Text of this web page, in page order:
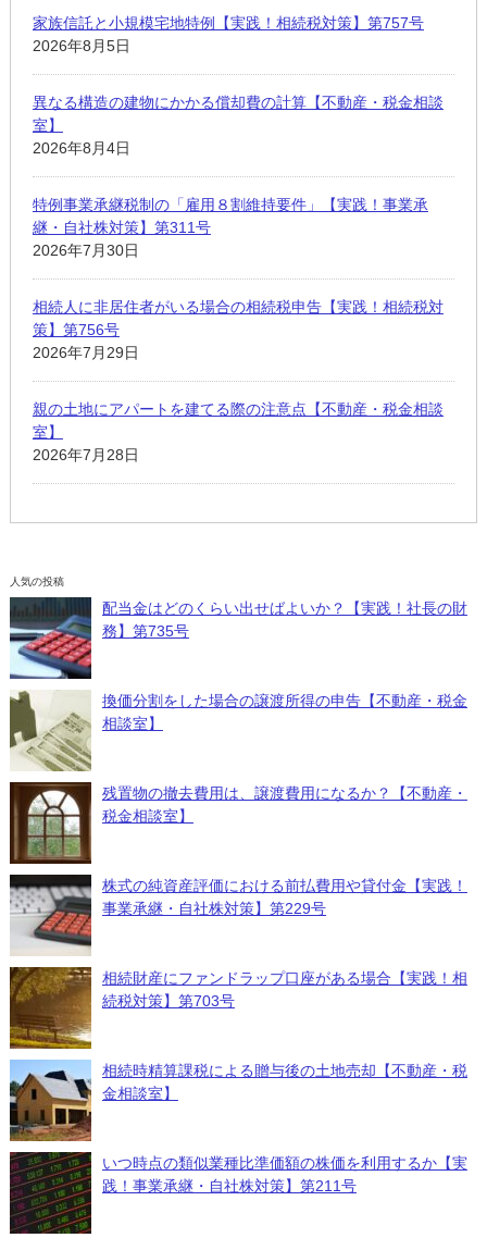
家族信託と小規模宅地特例【実践！相続税対策】第757号
2026年8月5日
異なる構造の建物にかかる償却費の計算【不動産・税金相談
室】
2026年8月4日
特例事業承継税制の「雇用８割維持要件」【実践！事業承
継・自社株対策】第311号
2026年7月30日
相続人に非居住者がいる場合の相続税申告【実践！相続税対
策】第756号
2026年7月29日
親の土地にアパートを建てる際の注意点【不動産・税金相談
室】
2026年7月28日
人気の投稿
配当金はどのくらい出せばよいか？【実践！社長の財
務】第735号
換価分割をした場合の譲渡所得の申告【不動産・税金
相談室】
残置物の撤去費用は、譲渡費用になるか？【不動産・
税金相談室】
株式の純資産評価における前払費用や貸付金【実践！
事業承継・自社株対策】第229号
相続財産にファンドラップ口座がある場合【実践！相
続税対策】第703号
相続時精算課税による贈与後の土地売却【不動産・税
金相談室】
いつ時点の類似業種比準価額の株価を利用するか【実
践！事業承継・自社株対策】第211号